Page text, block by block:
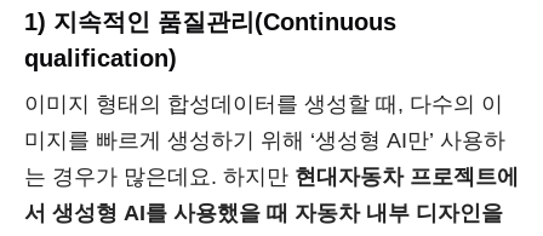
1) 지속적인 품질관리(Continuous
qualification)
이미지 형태의 합성데이터를 생성할 때, 다수의 이
미지를 빠르게 생성하기 위해 ‘생성형 AI만’ 사용하
는 경우가 많은데요. 하지만 현대자동차 프로젝트에
서 생성형 AI를 사용했을 때 자동차 내부 디자인을